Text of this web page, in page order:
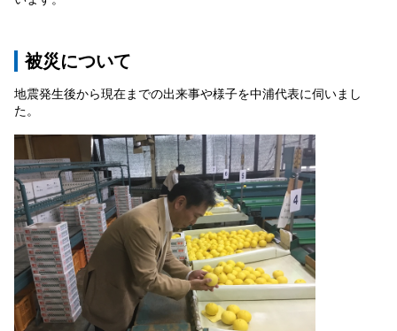
被災について
地震発生後から現在までの出来事や様子を中浦代表に伺いまし
た。